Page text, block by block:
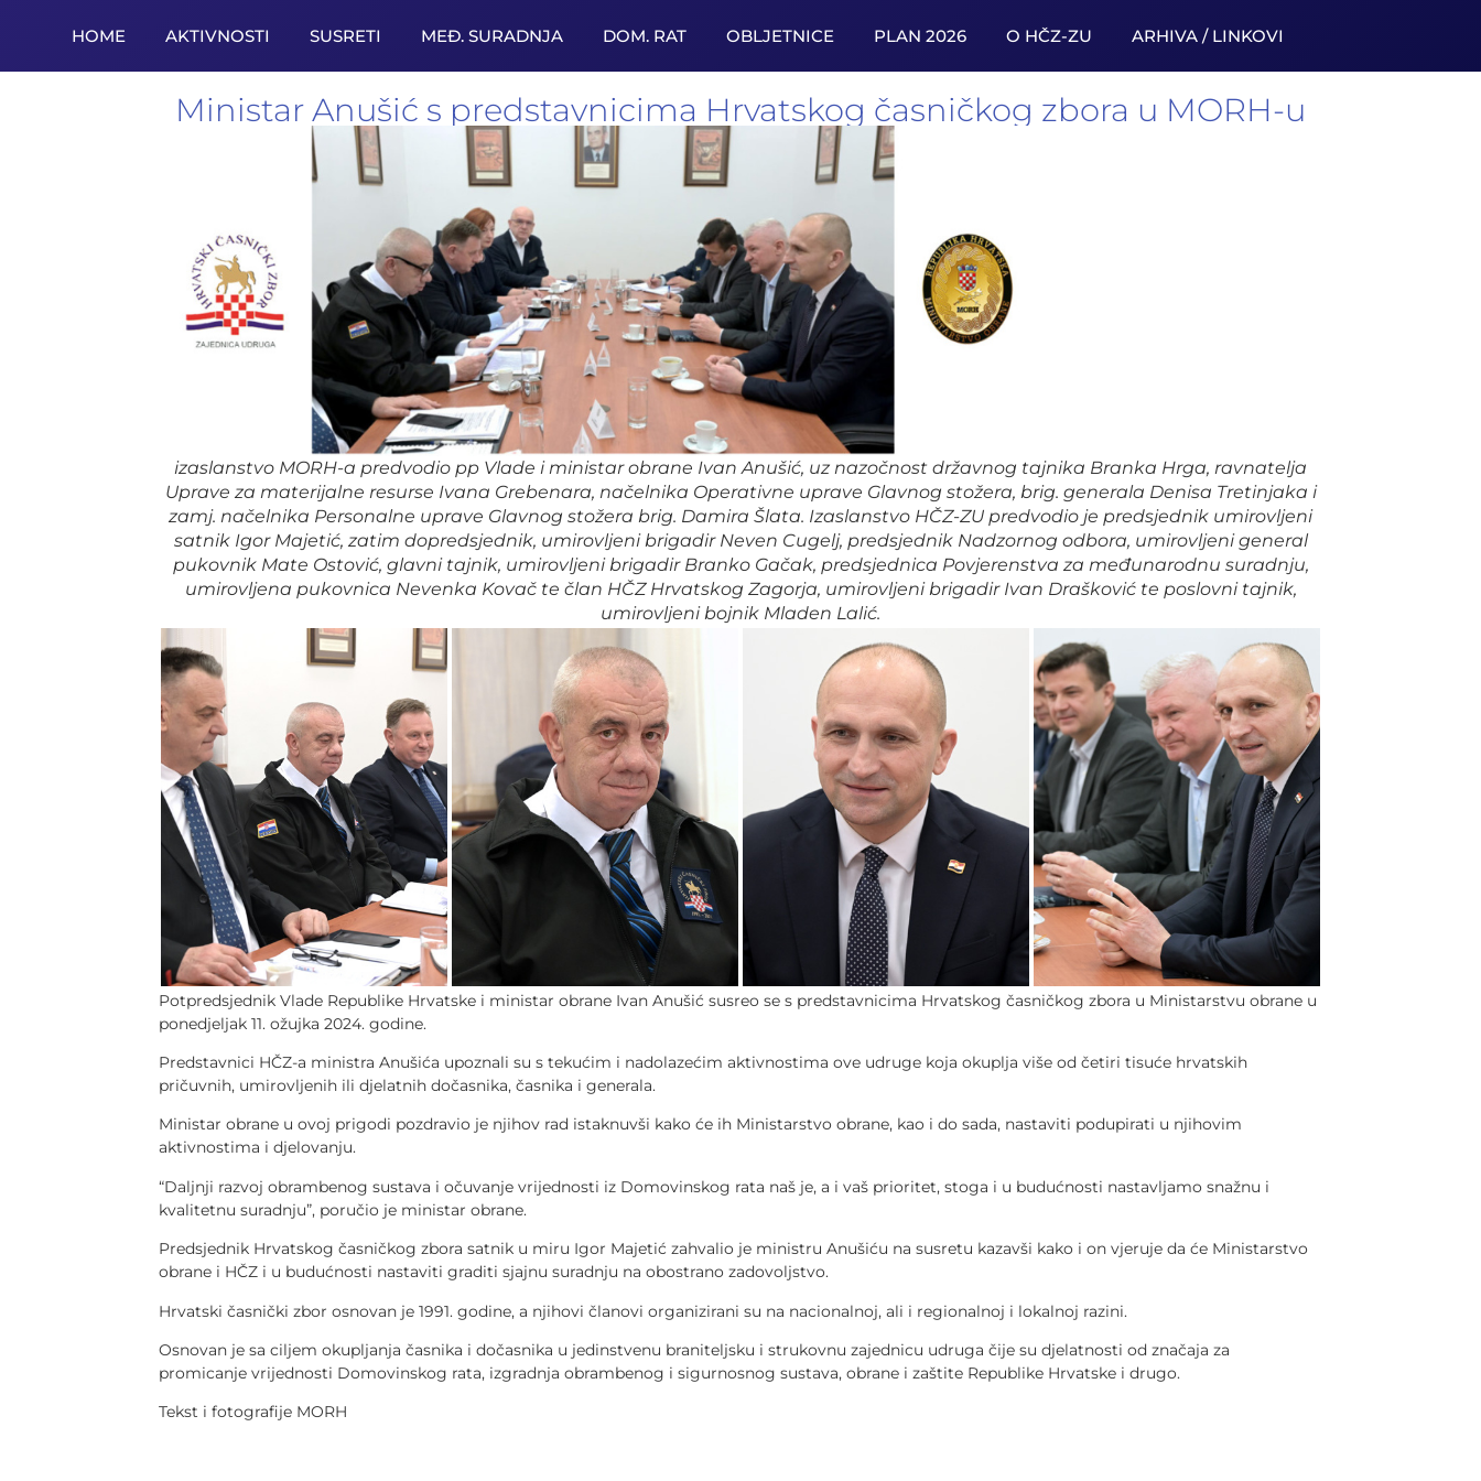
HOME AKTIVNOSTI SUSRETI MEĐ. SURADNJA DOM. RAT OBLJETNICE PLAN 2026 O HČZ-ZU ARHIVA / LINKOVI
Ministar Anušić s predstavnicima Hrvatskog časničkog zbora u MORH-u
izaslanstvo MORH-a predvodio pp Vlade i ministar obrane Ivan Anušić, uz nazočnost državnog tajnika Branka Hrga, ravnatelja
Uprave za materijalne resurse Ivana Grebenara, načelnika Operativne uprave Glavnog stožera, brig. generala Denisa Tretinjaka i
zamj. načelnika Personalne uprave Glavnog stožera brig. Damira Šlata. Izaslanstvo HČZ-ZU predvodio je predsjednik umirovljeni
satnik Igor Majetić, zatim dopredsjednik, umirovljeni brigadir Neven Cugelj, predsjednik Nadzornog odbora, umirovljeni general
pukovnik Mate Ostović, glavni tajnik, umirovljeni brigadir Branko Gačak, predsjednica Povjerenstva za međunarodnu suradnju,
umirovljena pukovnica Nevenka Kovač te član HČZ Hrvatskog Zagorja, umirovljeni brigadir Ivan Drašković te poslovni tajnik,
umirovljeni bojnik Mladen Lalić.
Potpredsjednik Vlade Republike Hrvatske i ministar obrane Ivan Anušić susreo se s predstavnicima Hrvatskog časničkog zbora u Ministarstvu obrane u
ponedjeljak 11. ožujka 2024. godine.
Predstavnici HČZ-a ministra Anušića upoznali su s tekućim i nadolazećim aktivnostima ove udruge koja okuplja više od četiri tisuće hrvatskih
pričuvnih, umirovljenih ili djelatnih dočasnika, časnika i generala.
Ministar obrane u ovoj prigodi pozdravio je njihov rad istaknuvši kako će ih Ministarstvo obrane, kao i do sada, nastaviti podupirati u njihovim
aktivnostima i djelovanju.
“Daljnji razvoj obrambenog sustava i očuvanje vrijednosti iz Domovinskog rata naš je, a i vaš prioritet, stoga i u budućnosti nastavljamo snažnu i
kvalitetnu suradnju”, poručio je ministar obrane.
Predsjednik Hrvatskog časničkog zbora satnik u miru Igor Majetić zahvalio je ministru Anušiću na susretu kazavši kako i on vjeruje da će Ministarstvo
obrane i HČZ i u budućnosti nastaviti graditi sjajnu suradnju na obostrano zadovoljstvo.
Hrvatski časnički zbor osnovan je 1991. godine, a njihovi članovi organizirani su na nacionalnoj, ali i regionalnoj i lokalnoj razini.
Osnovan je sa ciljem okupljanja časnika i dočasnika u jedinstvenu braniteljsku i strukovnu zajednicu udruga čije su djelatnosti od značaja za
promicanje vrijednosti Domovinskog rata, izgradnja obrambenog i sigurnosnog sustava, obrane i zaštite Republike Hrvatske i drugo.
Tekst i fotografije MORH